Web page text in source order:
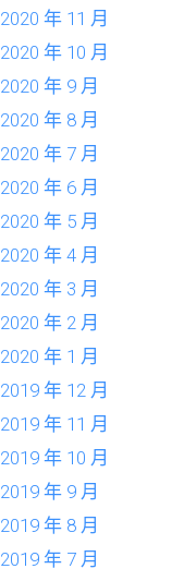
2020 年 11 月
2020 年 10 月
2020 年 9 月
2020 年 8 月
2020 年 7 月
2020 年 6 月
2020 年 5 月
2020 年 4 月
2020 年 3 月
2020 年 2 月
2020 年 1 月
2019 年 12 月
2019 年 11 月
2019 年 10 月
2019 年 9 月
2019 年 8 月
2019 年 7 月